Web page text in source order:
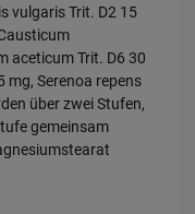
vulgaris Trit. D2 15
aceticum Trit. D6 30
mg, Serenoa repens
über zwei Stufen,
gemeinsam